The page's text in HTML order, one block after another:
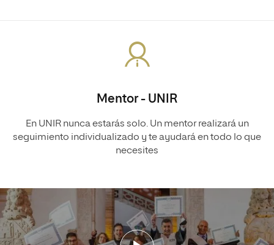
Mentor - UNIR
En UNIR nunca estarás solo. Un mentor realizará un
seguimiento individualizado y te ayudará en todo lo que
necesites